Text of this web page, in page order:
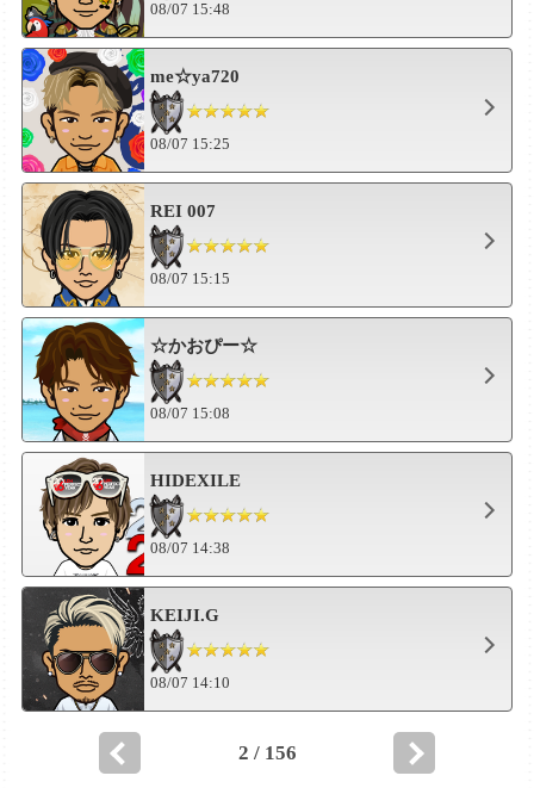
08/07 15:48
me☆ya720
08/07 15:25
REI 007
08/07 15:15
☆かおぴー☆
08/07 15:08
HIDEXILE
08/07 14:38
KEIJI.G
08/07 14:10
2 / 156